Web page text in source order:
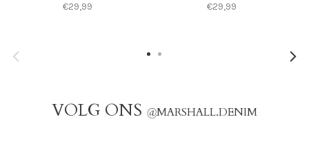
€29,99 €29,99
VOLG ONS @MARSHALL.DENIM